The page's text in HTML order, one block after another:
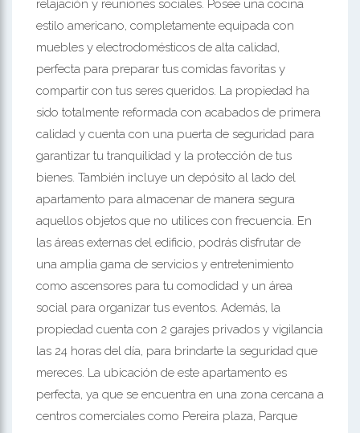
relajación y reuniones sociales. Posee una cocina
estilo americano, completamente equipada con
muebles y electrodomésticos de alta calidad,
perfecta para preparar tus comidas favoritas y
compartir con tus seres queridos. La propiedad ha
sido totalmente reformada con acabados de primera
calidad y cuenta con una puerta de seguridad para
garantizar tu tranquilidad y la protección de tus
bienes. También incluye un depósito al lado del
apartamento para almacenar de manera segura
aquellos objetos que no utilices con frecuencia. En
las áreas externas del edificio, podrás disfrutar de
una amplia gama de servicios y entretenimiento
como ascensores para tu comodidad y un área
social para organizar tus eventos. Además, la
propiedad cuenta con 2 garajes privados y vigilancia
las 24 horas del día, para brindarte la seguridad que
mereces. La ubicación de este apartamento es
perfecta, ya que se encuentra en una zona cercana a
centros comerciales como Pereira plaza, Parque